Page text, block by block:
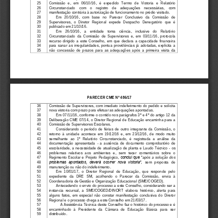
25
26
27
28
29
30
31
32
33
34
35
Comissão  e,   em   06/10/16
é  expedido Termo   de   Vistoria e Relatório
Circunstanciado
com    o    registro de    adequações    necessárias,
com
manifestação contrária à autorização de funcionamento no prédio visitado.
Em   20/10/16,   com   base   no   Parecer   Conclusivo   da   Comissão   de
Supervisores,
o  Diretor  Regional expede  Despacho
Denegatório  que  é
publicado em 21/10/16.
Em    26/10/16,
a   entidade    toma    ciência,    inclusive   do    Relatório
Circunstanciado  da  Comissão  de  Supervisores  e,  em  03/11/16,
protocola
recurso  dirigido  a  este  Conselho,  em  que  declara  a  capacidade  financeira
para  sanar as  irregularidades,  pontua  providências  já  adotadas,  explicita  a
não  concessão  de  prazos para  as  adequações  após  a  primeira  visita  da
PARECER CME Nº 486/17
36
37
38
39
40
41
42
43
44
45
46
47
48
49
50
51
52
53
54
55
56
57
58
59
Comissão de  Supervisores,  com  imediato indeferimento  do pedido  e  solicita
nova vistoria com prazo para efetuar as adequações apontadas.
Em 07/11/16, conforme o contido nos parágrafos 3º e 4º do artigo 12 da
Deliberação CME  07/14, o  Diretor  Regional  de  Educação encaminha  para  a
Comissão de Supervisores Escolares.
Considerando  o  período  de  férias  de  outro  integrante  da  Comissão,  o
retorno à  unidade acontece  em 19/12/16 e, em  23/12/16,
de  modo  muito
semelhante  ao  1º  Relatório  Circunstanciado,
é registrada  a análise  da
documentação  apresentada - a ausência  de  documento  comprobatório  de
escolaridade, a  necessidade  de atualização de  planta  e  Laudo  Técnico - os
problemas   relativos  aos  ambientes
e,   sem   tecer   comentários   sobre   o
Regimento  Escolar  e  Projeto  Pedagógico,
conclui que “após  a  solução  dos
problemas  apontados,  deverá  ocorrer  nova  vistoria”,
sem   proposta   de
manutenção ou não do indeferimento.
Em  10/01/17,  o
Diretor  Regional  de  Educação,  que  responde  pelo
expediente   da   DRE   SM,
acolhendo  o   Parecer   da   Comissão,   envia  à
Coordenadoria de Gestão e Organização Educacional (SME/COGED).
Antecedendo  o  envio  do  processo  a este Conselho, considerando  ser a
instancia  recursal,  a  SME/COGED/DINORT elabora  histórico,
alerta  para
alguns fatos,  em  especial  não  constar  manifestação  conclusiva  do  Diretor
Regional e o processo chega a este Conselho em 21/03/17
A Assistência Técnica deste Conselho faz o histórico do processo e é
encaminhado   à   Presidente   da   Câmara   de   Educação   Básica   para   ser
distribuído.